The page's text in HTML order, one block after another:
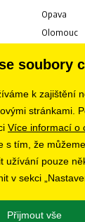
Opava
Olomouc
Pardubice
Liberec
Bratislava
SLEDUJTE NÁS
soubory
k zajištění
stránkami.
Více informací o
s tím, že
užívání pouze
v sekci
Přijmout vše